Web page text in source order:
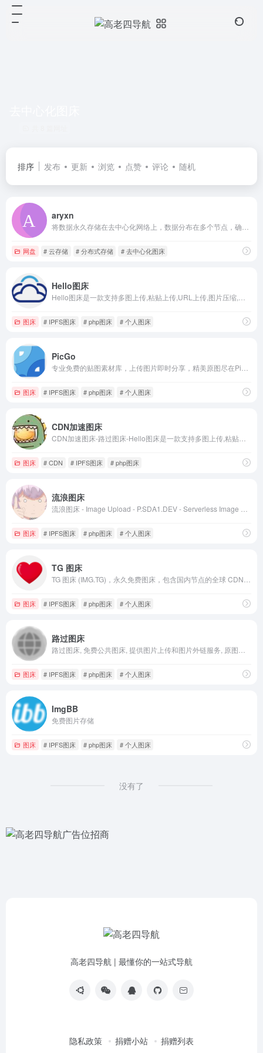
排序 发布 更新 浏览 点赞 评论 随机
aryxn
网盘 # 云存储 # 分布式存储 # 去中心化图床
Hello图床
图床 # IPFS图床 # php图床 # 个人图床
PicGo
图床 # IPFS图床 # php图床 # 个人图床
CDN加速图床
图床 # CDN # IPFS图床 # php图床
流浪图床
图床 # IPFS图床 # php图床 # 个人图床
TG 图床
图床 # IPFS图床 # php图床 # 个人图床
路过图床
图床 # IPFS图床 # php图床 # 个人图床
ImgBB
免费图片存储
图床 # IPFS图床 # php图床 # 个人图床
没有了
高老四导航 | 最懂你的一站式导航
隐私政策 捐赠小站 捐赠列表